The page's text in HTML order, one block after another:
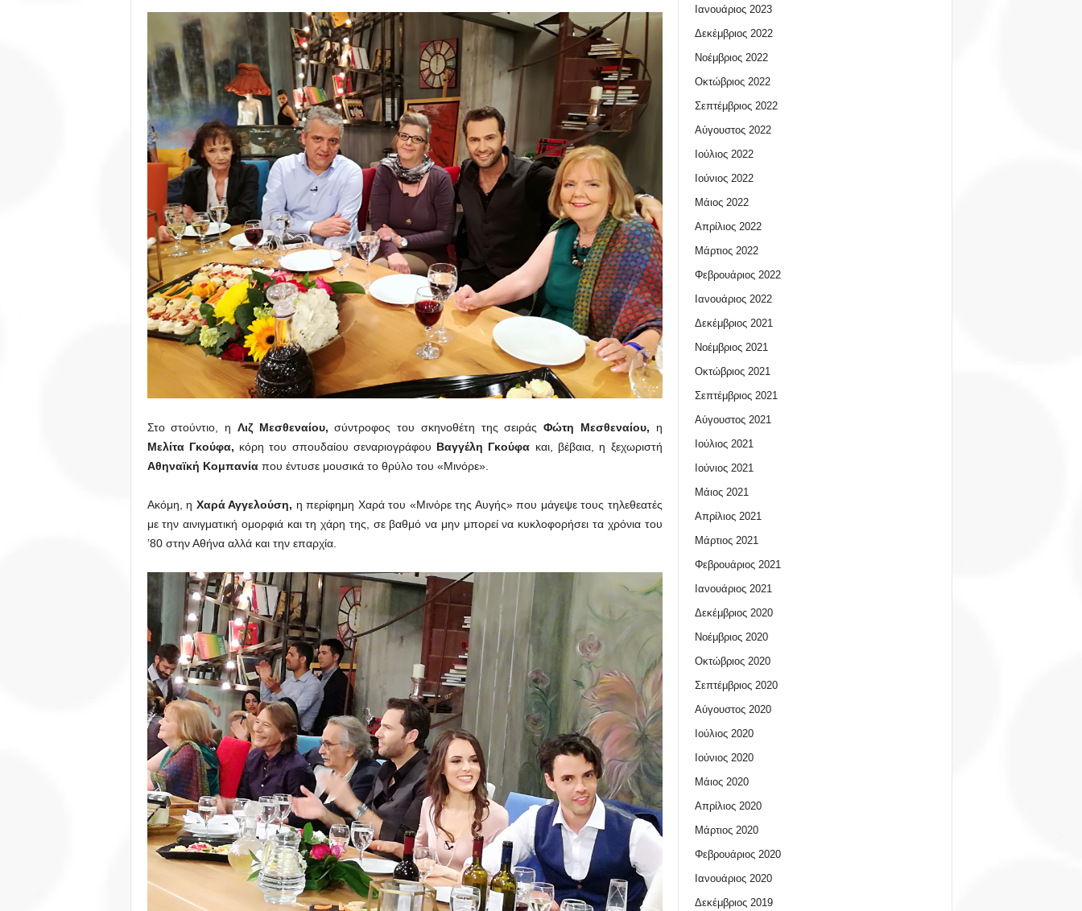
Στο στούντιο, η Λιζ Μεσθεναίου, σύντροφος του σκηνοθέτη της σειράς Φώτη Μεσθεναίου, η
Μελίτα Γκούφα, κόρη του σπουδαίου σεναριογράφου Βαγγέλη Γκούφα και, βέβαια, η ξεχωριστή
Αθηναϊκή Κομπανίαπου έντυσε μουσικά το θρύλο του «Μινόρε».
Ακόμη, η Χαρά Αγγελούση, η περίφημη Χαρά του «Μινόρε της Αυγής» που μάγεψε τους τηλεθεατές
με την αινιγματική ομορφιά και τη χάρη της, σε βαθμό να μην μπορεί να κυκλοφορήσει τα χρόνια του
’80 στην Αθήνα αλλά και την επαρχία.
Ιανουάριος 2023
Δεκέμβριος 2022
Νοέμβριος 2022
Οκτώβριος 2022
Σεπτέμβριος 2022
Αύγουστος 2022
Ιούλιος 2022
Ιούνιος 2022
Μάιος 2022
Απρίλιος 2022
Μάρτιος 2022
Φεβρουάριος 2022
Ιανουάριος 2022
Δεκέμβριος 2021
Νοέμβριος 2021
Οκτώβριος 2021
Σεπτέμβριος 2021
Αύγουστος 2021
Ιούλιος 2021
Ιούνιος 2021
Μάιος 2021
Απρίλιος 2021
Μάρτιος 2021
Φεβρουάριος 2021
Ιανουάριος 2021
Δεκέμβριος 2020
Νοέμβριος 2020
Οκτώβριος 2020
Σεπτέμβριος 2020
Αύγουστος 2020
Ιούλιος 2020
Ιούνιος 2020
Μάιος 2020
Απρίλιος 2020
Μάρτιος 2020
Φεβρουάριος 2020
Ιανουάριος 2020
Δεκέμβριος 2019